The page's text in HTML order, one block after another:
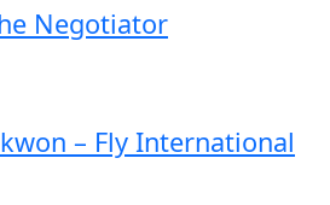
Negotiator
– Fly International